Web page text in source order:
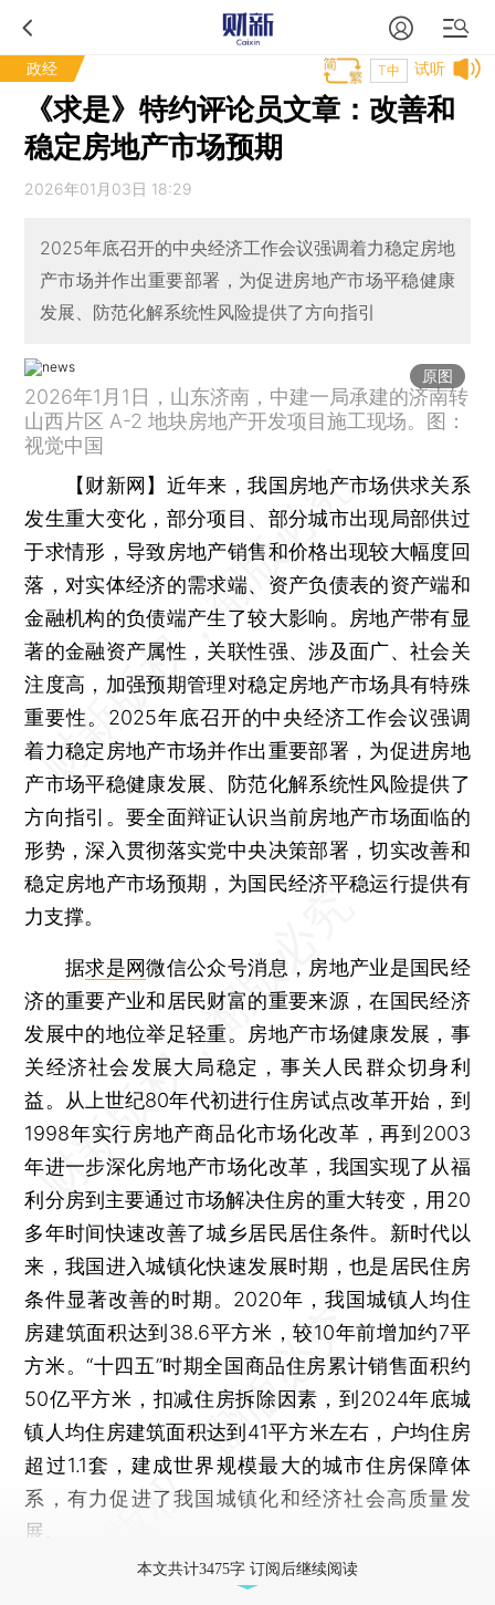
政经 试听
T中
《求是》特约评论员文章：改善和
稳定房地产市场预期
2026年01月03日 18:29
2025年底召开的中央经济工作会议强调着力稳定房地
产市场并作出重要部署，为促进房地产市场平稳健康
发展、防范化解系统性风险提供了方向指引
原图
2026年1月1日，山东济南，中建一局承建的济南转
山西片区 A-2 地块房地产开发项目施工现场。图：
视觉中国
【财新网】 近年来，我国房地产市场供求关系
发生重大变化，部分项目、部分城市出现局部供过
于求情形，导致房地产销售和价格出现较大幅度回
落，对实体经济的需求端、资产负债表的资产端和
金融机构的负债端产生了较大影响。房地产带有显
著的金融资产属性，关联性强、涉及面广、社会关
注度高，加强预期管理对稳定房地产市场具有特殊
重要性。2025年底召开的中央经济工作会议强调
着力稳定房地产市场并作出重要部署，为促进房地
产市场平稳健康发展、防范化解系统性风险提供了
方向指引。要全面辩证认识当前房地产市场面临的
形势，深入贯彻落实党中央决策部署，切实改善和
稳定房地产市场预期，为国民经济平稳运行提供有
力支撑。
据求是网微信公众号消息，房地产业是国民经
济的重要产业和居民财富的重要来源，在国民经济
发展中的地位举足轻重。房地产市场健康发展，事
关经济社会发展大局稳定，事关人民群众切身利
益。从上世纪80年代初进行住房试点改革开始，到
1998年实行房地产商品化市场化改革，再到2003
年进一步深化房地产市场化改革，我国实现了从福
利分房到主要通过市场解决住房的重大转变，用20
多年时间快速改善了城乡居民居住条件。新时代以
来，我国进入城镇化快速发展时期，也是居民住房
条件显著改善的时期。2020年，我国城镇人均住
房建筑面积达到38.6平方米，较10年前增加约7平
方米。“十四五”时期全国商品住房累计销售面积约
50亿平方米，扣减住房拆除因素，到2024年底城
镇人均住房建筑面积达到41平方米左右，户均住房
超过1.1套，建成世界规模最大的城市住房保障体
系，有力促进了我国城镇化和经济社会高质量发
展。
本文共计3475字 订阅后继续阅读